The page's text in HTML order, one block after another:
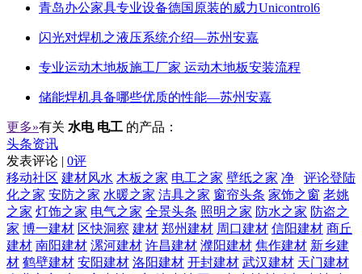
青岛办公家具专业设备德国原装的威力Unicontrol6
闪光对焊机之液压系统介绍—苏州安嘉
专业运动木地板施工厂家 运动木地板安装流程
储能焊机具备哪些优质的性能—苏州安嘉
更多»有关 水电 电工 的产品：
头条资讯
发表评论 | 0评
评论登陆
移动社区 建材风水 木板之家 电工之家 壁纸之家 净
化之家 安防之家 水暖之家 洁具之家 窗帘头条 家饰之窗 老姚
之家 灯饰之家 电气之家 全景头条 照明之家 防水之家 防盗之
家 博一建材 区快洞察 建材 郑州建材 周口建材 信阳建材 商丘
建材 南阳建材 漯河建材 许昌建材 濮阳建材 焦作建材 新乡建
材 鹤壁建材 安阳建材 洛阳建材 开封建材 武汉建材 天门建材